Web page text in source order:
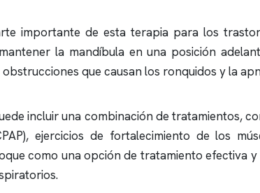
importante de esta terapia para los
la mandíbula en una posición
que causan los ronquidos y la
incluir una combinación de tratamientos,
ejercicios de fortalecimiento de los
como una opción de tratamiento efectiva